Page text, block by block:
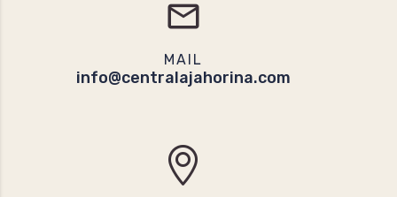
MAIL
info@centralajahorina.com